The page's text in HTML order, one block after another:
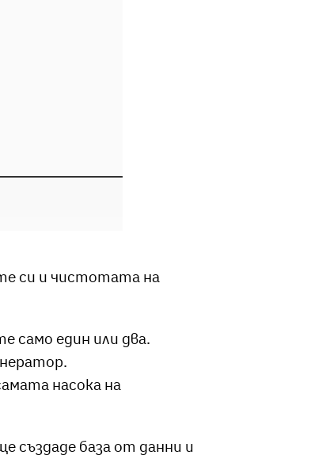
си и чистотата на
само един или два.
насока на
създаде база от данни и